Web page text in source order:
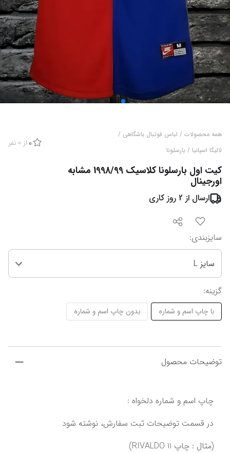
همه محصولات / لباس فوتبال باشگاهی /
لالیگا اسپانیا / بارسلونا
0 از 0 نفر
کیت اول بارسلونا کلاسیک 1998/99 مشابه
اورجینال
ارسال از 2 روز کاری
سایزبندی:
سایز L
گزینه:
با چاپ اسم و شماره بدون چاپ اسم و شماره
توضیحات محصول
چاپ اسم و شماره دلخواه :
در قسمت توضیحات ثبت سفارش، نوشته شود
(مثال : چاپ RIVALDO 11)